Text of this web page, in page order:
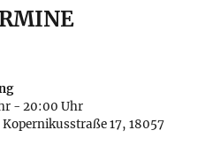
-20:00 Uhr
17, 18057